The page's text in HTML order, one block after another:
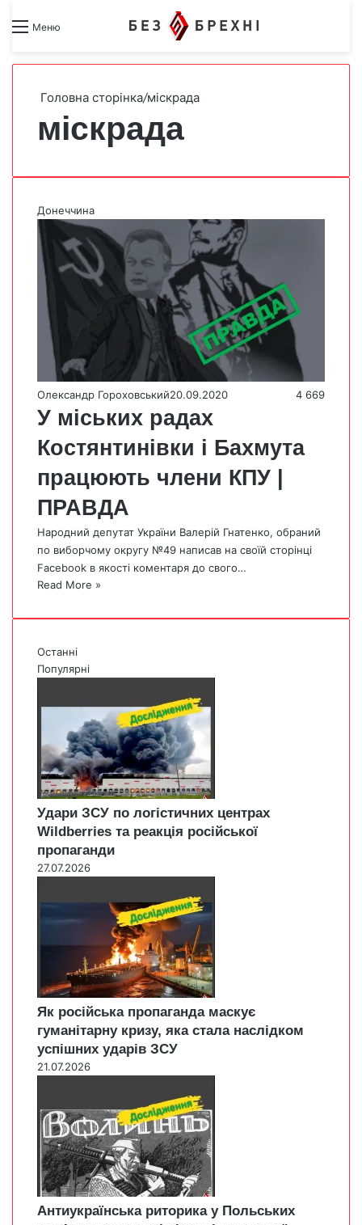
Меню Search forSwitch skin
Головна сторінка/міскрада
міскрада
Донеччина
Олександр Гороховський20.09.2020 4 669
У міських радах
Костянтинівки і Бахмута
працюють члени КПУ |
ПРАВДА
Народний депутат України Валерій Гнатенко, обраний
по виборчому округу №49 написав на своїй сторінці
Facebook в якості коментаря до свого…
Read More »
Останні
Популярні
Удари ЗСУ по логістичних центрах
Wildberries та реакція російської
пропаганди
27.07.2026
Як російська пропаганда маскує
гуманітарну кризу, яка стала наслідком
успішних ударів ЗСУ
21.07.2026
Антиукраїнська риторика у Польських